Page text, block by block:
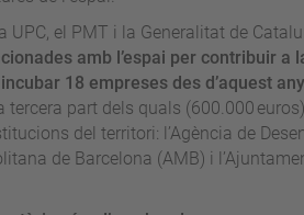
UPC, el PMT i la Generalitat de
amb l’espai per contribuir a
18 empreses des d’aquest
tercera part dels quals (600.000
del territori: l’Agència de
de Barcelona (AMB) i